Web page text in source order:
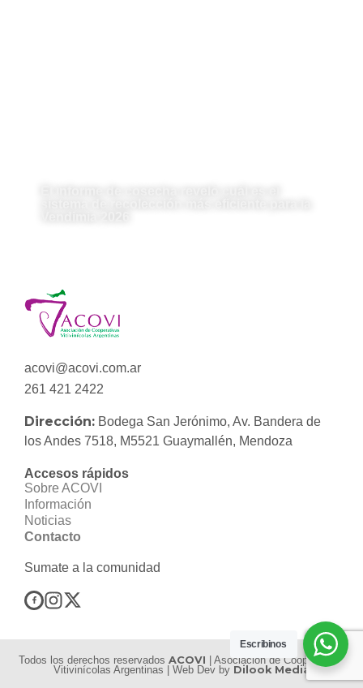
acovi@acovi.com.ar
261 421 2422
Dirección: Bodega San Jerónimo, Av. Bandera de
los Andes 7518, M5521 Guaymallén, Mendoza
Accesos rápidos
Sobre ACOVI
Información
Noticias
Contacto
Sumate a la comunidad
Todos los derechos reservados ACOVI | Asociación de Cooperativas
Vitivinícolas Argentinas | Web Dev by Dilook Media
Escribinos